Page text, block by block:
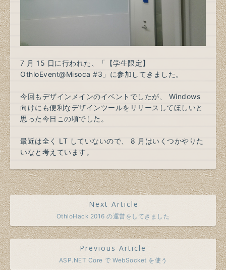
7 月 15 日に行われた、「【学生限定】
OthloEvent@Misoca #3」に参加してきました。
今回もデザインメインのイベントでしたが、 Windows
向けにも便利なデザインツールをリリースしてほしいと
思った今日この頃でした。
最近は全く LT していないので、 8 月はいくつかやりた
いなと考えています。
Next Article
OthloHack 2016 の運営をしてきました
Previous Article
ASP.NET Core で WebSocket を使う